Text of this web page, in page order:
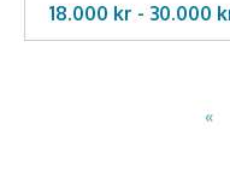
18.000 kr - 30.000
«